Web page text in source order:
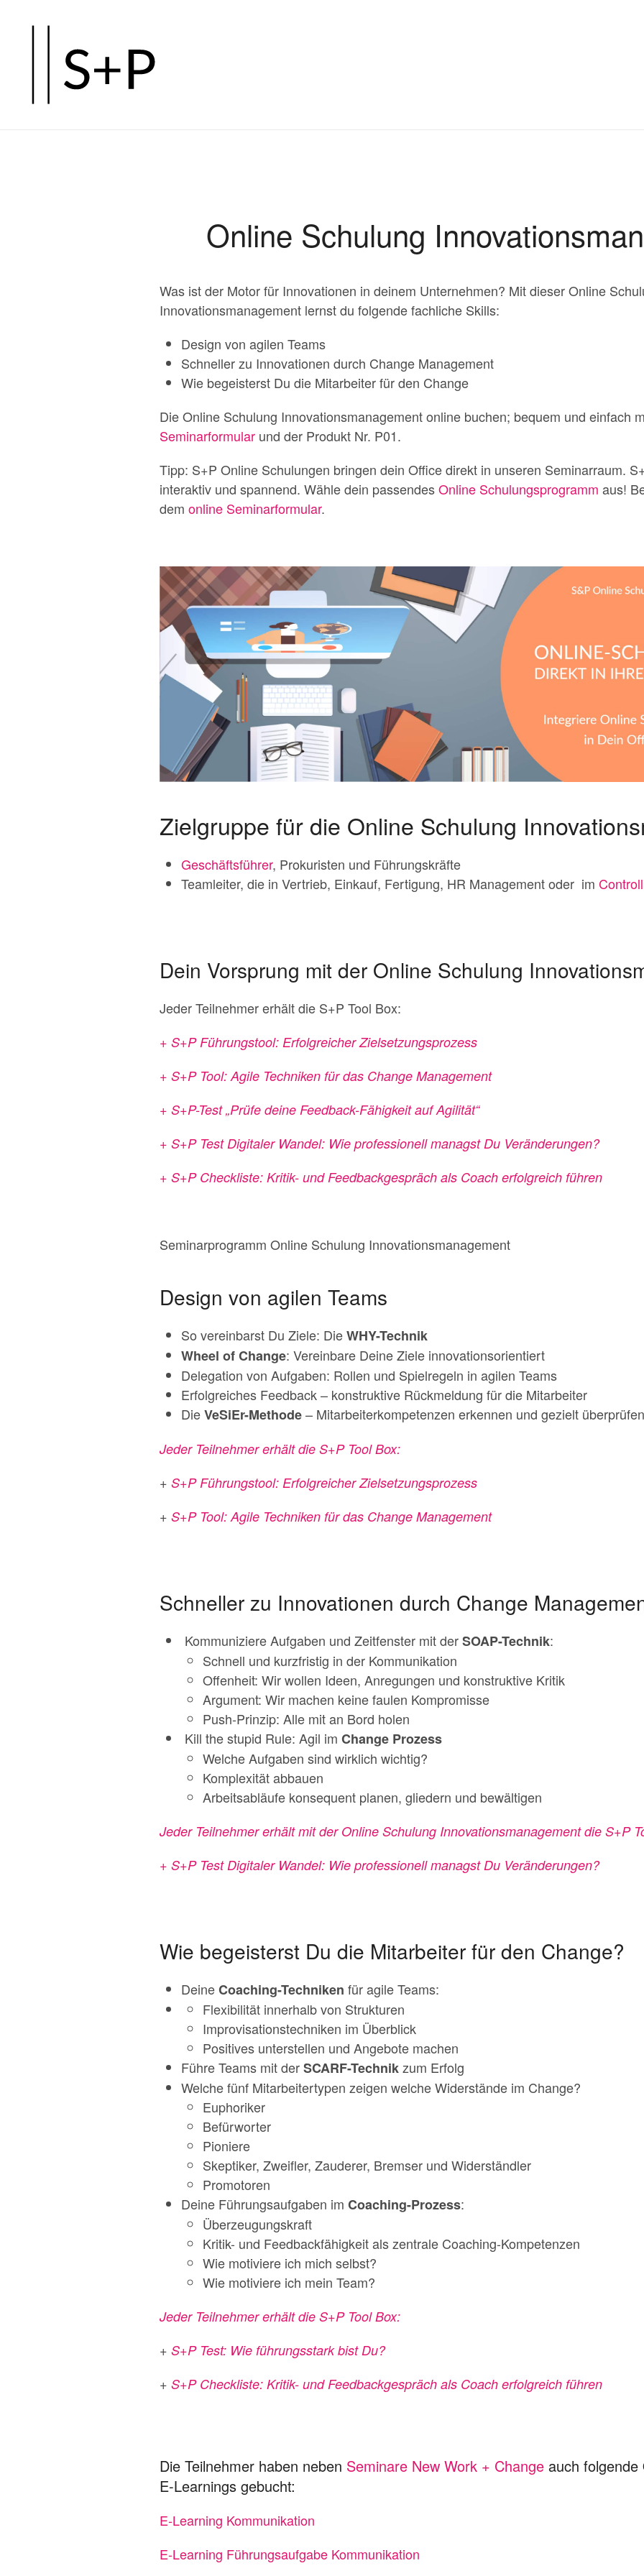
Hauptinhalt
springen
Online Schulung
Was ist der Motor für Innovationen in deinem Unternehmen? Mit dieser Online
Innovationsmanagement lernst du folgende fachliche Skills:
Design von agilen Teams
Schneller zu Innovationen durch Change Management
Wie begeisterst Du die Mitarbeiter für den Change
Die Online Schulung Innovationsmanagement online buchen; bequem und einfach
Seminarformular und der Produkt Nr. P01.
Tipp: S+P Online Schulungen bringen dein Office direkt in unseren Seminarraum.
interaktiv und spannend. Wähle dein passendesOnline Schulungsprogramm aus!
dem online Seminarformular.
Zielgruppe für die Online Schulung
Geschäftsführer, Prokuristen und Führungskräfte
Teamleiter, die in Vertrieb, Einkauf, Fertigung, HR Management oder im
Dein Vorsprung mit der Online Schulung
Jeder Teilnehmer erhält die S+P Tool Box:
+ S+P Führungstool: Erfolgreicher Zielsetzungsprozess
+ S+P Tool: Agile Techniken für das Change Management
+ S+P-Test „Prüfe deine Feedback-Fähigkeit auf Agilität“
+ S+P Test Digitaler Wandel: Wie professionell managst Du Veränderungen?
+ S+P Checkliste: Kritik- und Feedbackgespräch als Coach erfolgreich führen
Seminarprogramm Online Schulung Innovationsmanagement
Design von agilen Teams
So vereinbarst Du Ziele: DieWHY-Technik
Wheel of Change: Vereinbare Deine Ziele innovationsorientiert
Delegation von Aufgaben: Rollen und Spielregeln in agilen Teams
Erfolgreiches Feedback – konstruktive Rückmeldung für die Mitarbeiter
DieVeSiEr-Methode– Mitarbeiterkompetenzen erkennen und gezielt überprüfen
Jeder Teilnehmer erhält die S+P Tool Box:
+ S+P Führungstool: Erfolgreicher Zielsetzungsprozess
+ S+P Tool: Agile Techniken für das Change Management
Schneller zu Innovationen durch Change
Kommuniziere Aufgaben und Zeitfenster mit derSOAP-Technik:
Schnell und kurzfristig in der Kommunikation
Offenheit: Wir wollen Ideen, Anregungen und konstruktive Kritik
Argument: Wir machen keine faulen Kompromisse
Push-Prinzip: Alle mit an Bord holen
Kill the stupid Rule: Agil im Change Prozess
Welche Aufgaben sind wirklich wichtig?
Komplexität abbauen
Arbeitsabläufe konsequent planen, gliedern und bewältigen
Jeder Teilnehmer erhält mit der Online Schulung Innovationsmanagement die S+P
+ S+P Test Digitaler Wandel: Wie professionell managst Du Veränderungen?
Wie begeisterst Du die Mitarbeiter für den Change?
DeineCoaching-Techniken für agile Teams:
Flexibilität innerhalb von Strukturen
Improvisationstechniken im Überblick
Positives unterstellen und Angebote machen
Führe Teams mit derSCARF-Technikzum Erfolg
Welche fünf Mitarbeitertypen zeigen welche Widerstände im Change?
Euphoriker
Befürworter
Pioniere
Skeptiker, Zweifler, Zauderer, Bremser und Widerständler
Promotoren
Deine Führungsaufgaben im Coaching-Prozess:
Überzeugungskraft
Kritik- und Feedbackfähigkeit als zentrale Coaching-Kompetenzen
Wie motiviere ich mich selbst?
Wie motiviere ich mein Team?
Jeder Teilnehmer erhält die S+P Tool Box:
+ S+P Test: Wie führungsstark bist Du?
+ S+P Checkliste: Kritik- und Feedbackgespräch als Coach erfolgreich führen
Die Teilnehmer haben neben Seminare New Work + Change auch
E-Learnings gebucht:
E-Learning Kommunikation
E-Learning Führungsaufgabe Kommunikation